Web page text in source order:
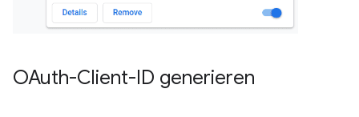
OAuth-Client-ID generieren